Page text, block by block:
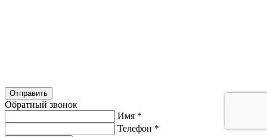
Обратный звонок
Имя *
Телефон *